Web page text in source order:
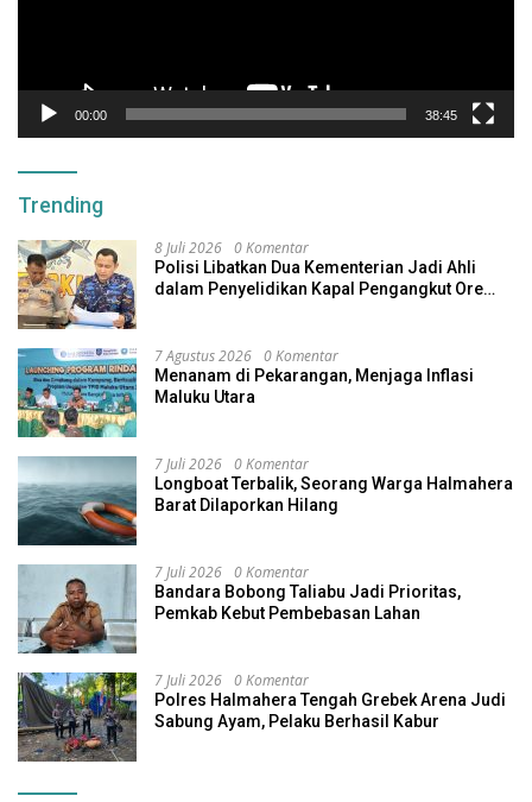
00:00 38:45
Trending
8 Juli 2026 0 Komentar
Polisi Libatkan Dua Kementerian Jadi Ahli
dalam Penyelidikan Kapal Pengangkut Ore
7 Agustus 2026 0 Komentar
Menanam di Pekarangan, Menjaga Inflasi
Maluku Utara
7 Juli 2026 0 Komentar
Longboat Terbalik, Seorang Warga Halmahera
Barat Dilaporkan Hilang
7 Juli 2026 0 Komentar
Bandara Bobong Taliabu Jadi Prioritas,
Pemkab Kebut Pembebasan Lahan
7 Juli 2026 0 Komentar
Polres Halmahera Tengah Grebek Arena Judi
Sabung Ayam, Pelaku Berhasil Kabur